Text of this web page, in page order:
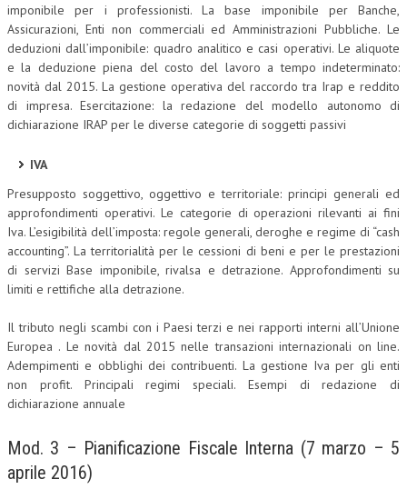
imponibile per i professionisti. La base imponibile per Banche,
Assicurazioni, Enti non commerciali ed Amministrazioni Pubbliche. Le
deduzioni dall’imponibile: quadro analitico e casi operativi. Le aliquote
e la deduzione piena del costo del lavoro a tempo indeterminato:
novità dal 2015. La gestione operativa del raccordo tra Irap e reddito
di impresa. Esercitazione: la redazione del modello autonomo di
dichiarazione IRAP per le diverse categorie di soggetti passivi
IVA
Presupposto soggettivo, oggettivo e territoriale: principi generali ed
approfondimenti operativi. Le categorie di operazioni rilevanti ai fini
Iva. L’esigibilità dell’imposta: regole generali, deroghe e regime di “cash
accounting”. La territorialità per le cessioni di beni e per le prestazioni
di servizi Base imponibile, rivalsa e detrazione. Approfondimenti su
limiti e rettifiche alla detrazione.
Il tributo negli scambi con i Paesi terzi e nei rapporti interni all’Unione
Europea . Le novità dal 2015 nelle transazioni internazionali on line.
Adempimenti e obblighi dei contribuenti. La gestione Iva per gli enti
non profit. Principali regimi speciali. Esempi di redazione di
dichiarazione annuale
Mod. 3 – Pianificazione Fiscale Interna (7 marzo – 5
aprile 2016)